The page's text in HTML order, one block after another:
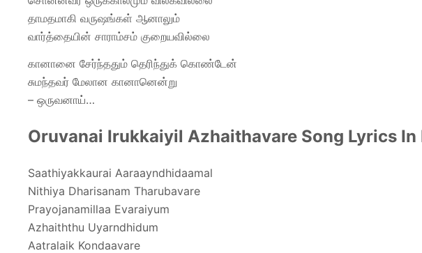
தாமதமாகி வருஷங்கள் ஆனாலும்
வார்த்தையின் சாராம்சம் குறையவில்லை
கானானை சேர்ந்ததும் தெரிந்துக் கொண்டேன்
சுமந்தவர் மேலான கானானென்று
– ஒருவனாய்…
Oruvanai Irukkaiyil Azhaithavare Song Lyrics In
Saathiyakkaurai Aaraayndhidaamal
Nithiya Dharisanam Tharubavare
Prayojanamillaa Evaraiyum
Azhaiththu Uyarndhidum
Aatralaik Kondaavare